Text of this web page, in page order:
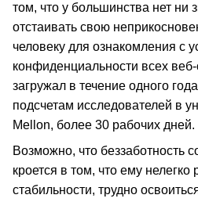
том, что у большинства нет ни
отстаивать свою
человеку для ознакомления с
конфиденциальности всех
загружал в течение одного
подсчетам исследователей в
Mellon, более 30 рабочих дней.
Возможно, что беззаботность
кроется в том, что ему нелегко
стабильности, трудно